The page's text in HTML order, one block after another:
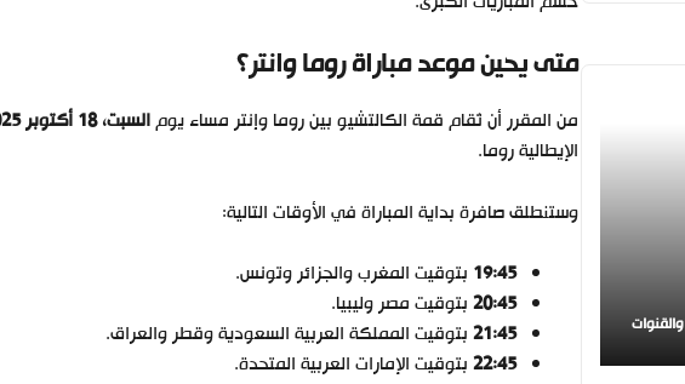
متى يحين موعد مباراة روما وانتر؟
من المقرر أن تُقام قمة الكالتشيو بين روما وإنتر مساء يومالسبت، 18 أكتوبر 2025
الإيطالية روما.
وستنطلق صافرة بداية المباراة في الأوقات التالية:
19:45 بتوقيت المغرب والجزائر وتونس.
20:45بتوقيت مصر وليبيا.
21:45بتوقيت المملكة العربية السعودية وقطر والعراق.
22:45بتوقيت الإمارات العربية المتحدة.
موعد مباراة إنجلترا وكرواتيا في كأس العالم 2026 والقنوات